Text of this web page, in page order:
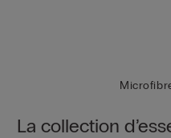
La collection